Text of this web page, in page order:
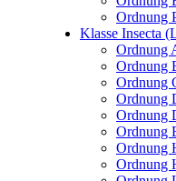
Ordnung
Klasse Insecta
Ordnung
Ordnung
Ordnung
Ordnung
Ordnung
Ordnung
Ordnung
Ordnung